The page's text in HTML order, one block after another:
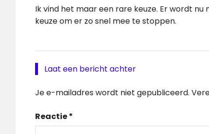
Ik vind het maar een rare keuze. Er wordt
keuze om er zo snel mee te stoppen.
Laat een bericht achter
Je e-mailadres wordt niet gepubliceerd.
Reactie*